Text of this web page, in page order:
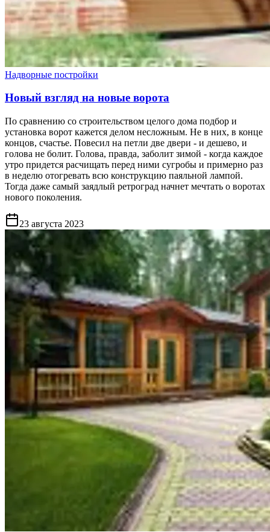
Надворные постройки
Новый взгляд на новые ворота
По сравнению со строительством целого дома подбор и
установка ворот кажется делом несложным. Не в них, в конце
концов, счастье. Повесил на петли две двери - и дешево, и
голова не болит. Голова, правда, заболит зимой - когда каждое
утро придется расчищать перед ними сугробы и примерно раз
в неделю отогревать всю конструкцию паяльной лампой.
Тогда даже самый заядлый ретроград начнет мечтать о воротах
нового поколения.
23 августа 2023